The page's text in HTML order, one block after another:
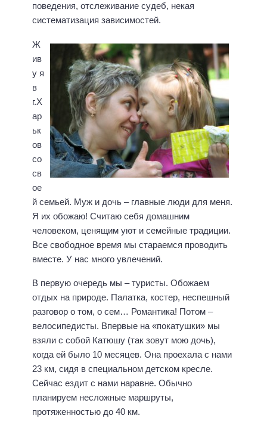
поведения, отслеживание судеб, некая
систематизация зависимостей.
Ж
ив
у я
в
г.Х
ар
ьк
ов
со
св
ое
й семьей. Муж и дочь – главные люди для меня.
Я их обожаю! Считаю себя домашним
человеком, ценящим уют и семейные традиции.
Все свободное время мы стараемся проводить
вместе. У нас много увлечений.
В первую очередь мы – туристы. Обожаем
отдых на природе. Палатка, костер, неспешный
разговор о том, о сем… Романтика! Потом –
велосипедисты. Впервые на «покатушки» мы
взяли с собой Катюшу (так зовут мою дочь),
когда ей было 10 месяцев. Она проехала с нами
23 км, сидя в специальном детском кресле.
Сейчас ездит с нами наравне. Обычно
планируем несложные маршруты,
протяженностью до 40 км.